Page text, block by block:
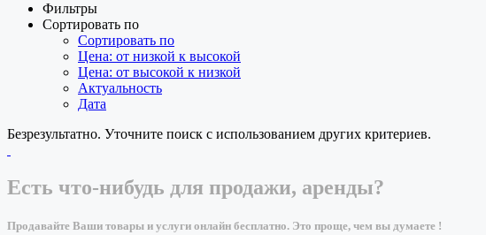
Фильтры
Сортировать по
Сортировать по
Цена: от низкой к высокой
Цена: от высокой к низкой
Актуальность
Дата
Безрезультатно. Уточните поиск с использованием других критериев.
Есть что-нибудь для продажи, аренды?
Продавайте Ваши товары и услуги онлайн бесплатно. Это проще, чем вы думаете !